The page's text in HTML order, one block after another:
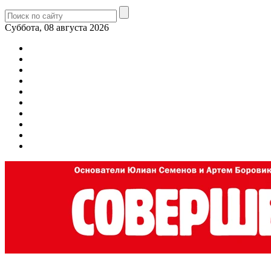
Суббота, 08 августа 2026